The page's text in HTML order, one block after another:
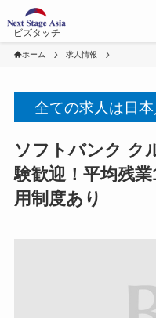
ビズタッチ
ホーム 求人情報
全ての求人は日
ソフトバンク ク
験歓迎！平均残
用制度あり